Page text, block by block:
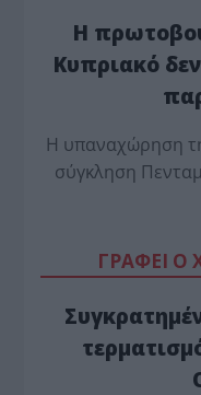
Η
Κυπριακό
Η υπαναχώρηση
σύγκληση
ΓΡΑΦΕΙ Ο